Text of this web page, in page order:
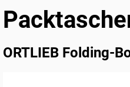
ORTLIEB Folding-